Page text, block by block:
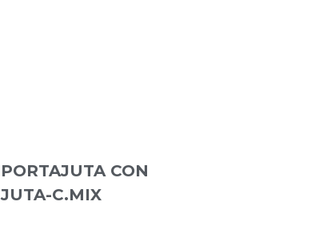
PORTAJUTA CON
JUTA-C.MIX